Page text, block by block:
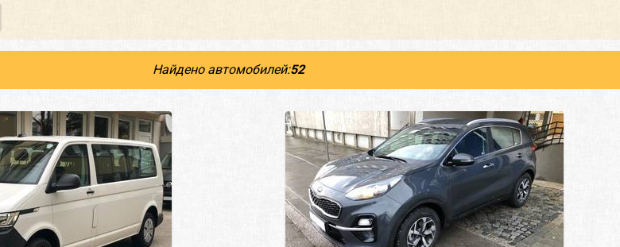
Найдено автомобилей:52